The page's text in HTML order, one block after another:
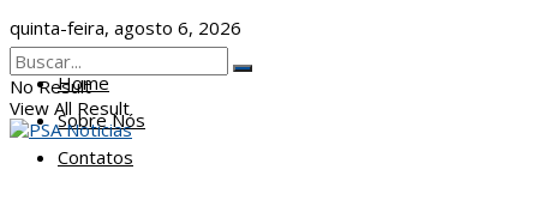
quinta-feira, agosto 6, 2026
Home
Sobre Nós
Contatos
No Result
View All Result